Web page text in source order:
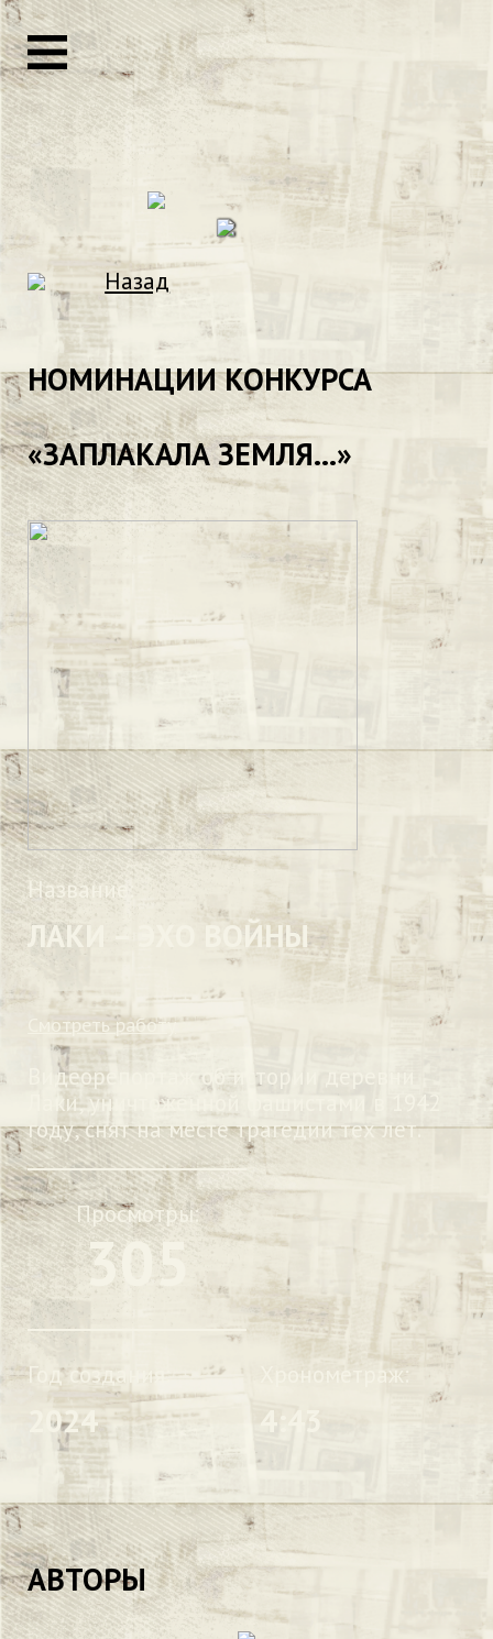
Назад
НОМИНАЦИИ КОНКУРСА
«ЗАПЛАКАЛА ЗЕМЛЯ...»
Название:
ЛАКИ – ЭХО ВОЙНЫ
Смотреть работу
Видеорепортаж об истории деревни
Лаки, уничтоженной фашистами в 1942
году, снят на месте трагедии тех лет.
Просмотры:
305
Год создания:
2024
Хронометраж:
АВТОРЫ